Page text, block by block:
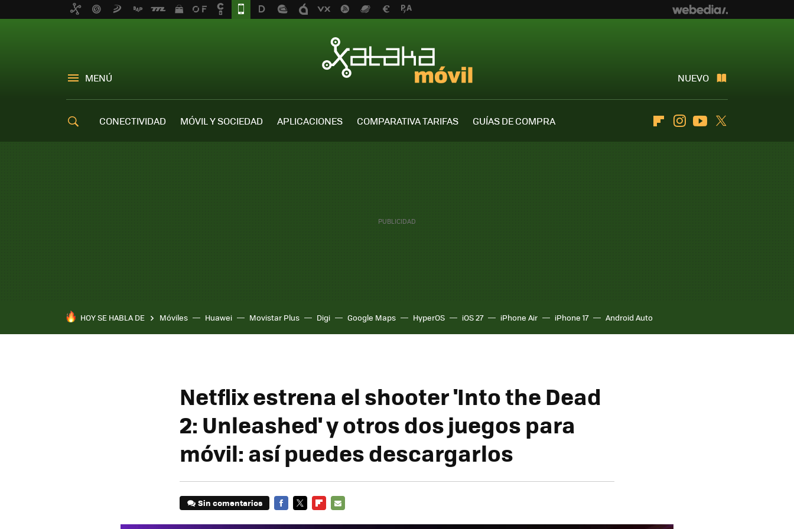
MENÚ NUEVO
CONECTIVIDAD MÓVIL Y SOCIEDAD APLICACIONES COMPARATIVA TARIFAS
GUÍAS DE COMPRA
FlipboardInstagramYoutube
HOY SE HABLA DE Móviles Huawei Movistar Plus Digi Google Maps HyperOS iOS 27 iPhone Air iPhone 17 Android Auto
Netflix estrena el shooter 'Into the Dead
2: Unleashed' y otros dos juegos para
móvil: así puedes descargarlos
Sin comentarios